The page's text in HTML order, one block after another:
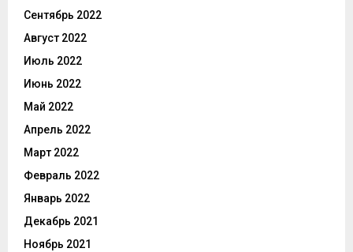
Сентябрь 2022
Август 2022
Июль 2022
Июнь 2022
Май 2022
Апрель 2022
Март 2022
Февраль 2022
Январь 2022
Декабрь 2021
Ноябрь 2021